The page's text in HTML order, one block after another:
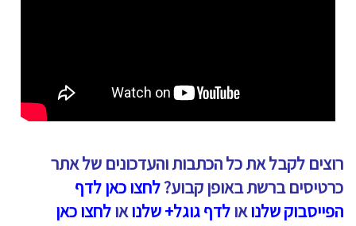
רוצים לקבל את כל הכתבות והעדכונים של אתר
כרטיסים ברשת באופן קבוע?לחצו כאן לדף
הפייסבוק שלנואולדף גוגל+ שלנואולחצו כאן